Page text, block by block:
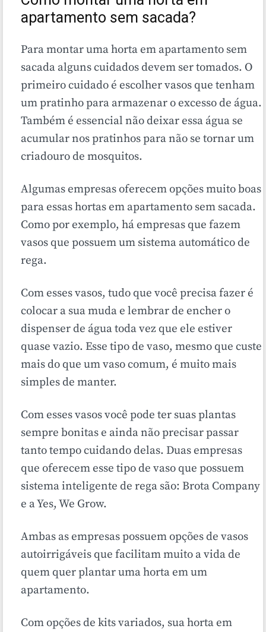
apartamento sem sacada?
Para montar uma horta em apartamento sem
sacada alguns cuidados devem ser tomados. O
primeiro cuidado é escolher vasos que tenham
um pratinho para armazenar o excesso de água.
Também é essencial não deixar essa água se
acumular nos pratinhos para não se tornar um
criadouro de mosquitos.
Algumas empresas oferecem opções muito boas
para essas hortas em apartamento sem sacada.
Como por exemplo, há empresas que fazem
vasos que possuem um sistema automático de
rega.
Com esses vasos, tudo que você precisa fazer é
colocar a sua muda e lembrar de encher o
dispenser de água toda vez que ele estiver
quase vazio. Esse tipo de vaso, mesmo que custe
mais do que um vaso comum, é muito mais
simples de manter.
Com esses vasos você pode ter suas plantas
sempre bonitas e ainda não precisar passar
tanto tempo cuidando delas. Duas empresas
que oferecem esse tipo de vaso que possuem
sistema inteligente de rega são: Brota Company
e a Yes, We Grow.
Ambas as empresas possuem opções de vasos
autoirrigáveis que facilitam muito a vida de
quem quer plantar uma horta em um
apartamento.
Com opções de kits variados, sua horta em